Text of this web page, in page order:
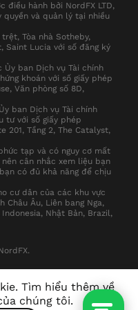
Tìm hiểu thêm về
chúng tôi.
điều hành bởi NordFX LTD,
quyền và quản lý tại nhiều
Tòa nhà Sotheby,
Saint Lucia với số đăng ký
Ủy ban Dịch vụ Tài chính
khoán với số giấy phép
Văn phòng số 8D,
ban Dịch vụ Tài chính
tư với số giấy phép
201, Tầng 2, The Catalyst,
tạp và có nguy cơ mất
cân nhắc xem liệu bạn
có đủ khả năng để chịu
cư dân của các khu vực
Châu Âu, Liên bang Nga,
Nhật Bản, Brazil,